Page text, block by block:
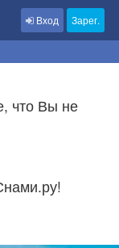
Вход Зарег.
что Вы не